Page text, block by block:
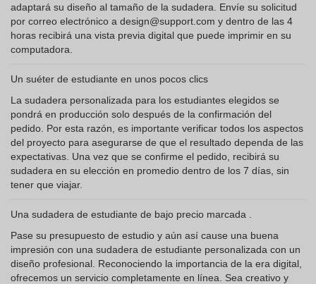
adaptará su diseño al tamaño de la sudadera. Envíe su solicitud
por correo electrónico a design@support.com y dentro de las 4
horas recibirá una vista previa digital que puede imprimir en su
computadora.
Un suéter de estudiante en unos pocos clics
La sudadera personalizada para los estudiantes elegidos se
pondrá en producción solo después de la confirmación del
pedido. Por esta razón, es importante verificar todos los aspectos
del proyecto para asegurarse de que el resultado dependa de las
expectativas. Una vez que se confirme el pedido, recibirá su
sudadera en su elección en promedio dentro de los 7 días, sin
tener que viajar.
Una sudadera de estudiante de bajo precio marcada .
Pase su presupuesto de estudio y aún así cause una buena
impresión con una sudadera de estudiante personalizada con un
diseño profesional. Reconociendo la importancia de la era digital,
ofrecemos un servicio completamente en línea. Sea creativo y